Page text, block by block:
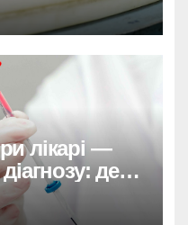
лікарі —
де
помилка